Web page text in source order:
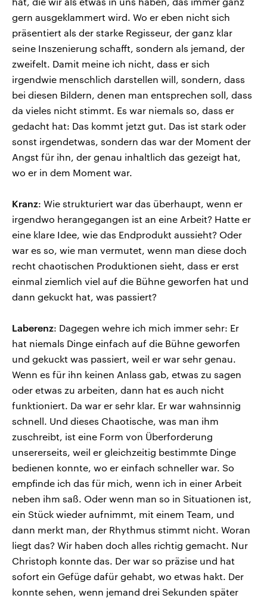
gern ausgeklammert wird. Wo er eben nicht sich
präsentiert als der starke Regisseur, der ganz klar
seine Inszenierung schafft, sondern als jemand, der
zweifelt. Damit meine ich nicht, dass er sich
irgendwie menschlich darstellen will, sondern, dass
bei diesen Bildern, denen man entsprechen soll, dass
da vieles nicht stimmt. Es war niemals so, dass er
gedacht hat: Das kommt jetzt gut. Das ist stark oder
sonst irgendetwas, sondern das war der Moment der
Angst für ihn, der genau inhaltlich das gezeigt hat,
wo er in dem Moment war.
Kranz: Wie strukturiert war das überhaupt, wenn er
irgendwo herangegangen ist an eine Arbeit? Hatte er
eine klare Idee, wie das Endprodukt aussieht? Oder
war es so, wie man vermutet, wenn man diese doch
recht chaotischen Produktionen sieht, dass er erst
einmal ziemlich viel auf die Bühne geworfen hat und
dann gekuckt hat, was passiert?
Laberenz: Dagegen wehre ich mich immer sehr: Er
hat niemals Dinge einfach auf die Bühne geworfen
und gekuckt was passiert, weil er war sehr genau.
Wenn es für ihn keinen Anlass gab, etwas zu sagen
oder etwas zu arbeiten, dann hat es auch nicht
funktioniert. Da war er sehr klar. Er war wahnsinnig
schnell. Und dieses Chaotische, was man ihm
zuschreibt, ist eine Form von Überforderung
unsererseits, weil er gleichzeitig bestimmte Dinge
bedienen konnte, wo er einfach schneller war. So
empfinde ich das für mich, wenn ich in einer Arbeit
neben ihm saß. Oder wenn man so in Situationen ist,
ein Stück wieder aufnimmt, mit einem Team, und
dann merkt man, der Rhythmus stimmt nicht. Woran
liegt das? Wir haben doch alles richtig gemacht. Nur
Christoph konnte das. Der war so präzise und hat
sofort ein Gefüge dafür gehabt, wo etwas hakt. Der
konnte sehen, wenn jemand drei Sekunden später